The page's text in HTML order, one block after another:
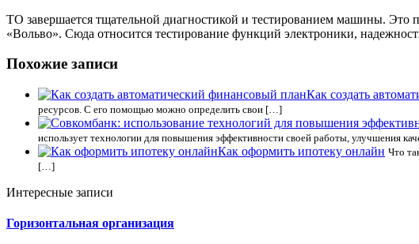
ТО завершается тщательной диагностикой и тестированием машины. Это
«Вольво». Сюда относится тестирование функций электроники,
Похожие записи
Как создать
ресурсов. С его помощью можно определить свои […]
использует технологии для повышения эффективности своей работы, улучшения
Как оформить ипотеку онлайн Что
[…]
Интересные записи
Горизонтальная организация